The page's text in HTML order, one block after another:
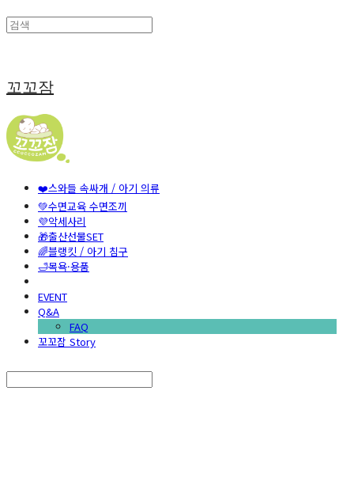
꼬꼬잠
❤️스와들 속싸개 / 아기 의류
💚수면교육 수면조끼
💜악세사리
🎁출산선물SET
🌈블랭킷 / 아기 침구
🛁목욕·용품
EVENT
Q&A
FAQ
꼬꼬잠 Story